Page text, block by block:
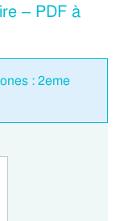
– PDF à
: 2eme